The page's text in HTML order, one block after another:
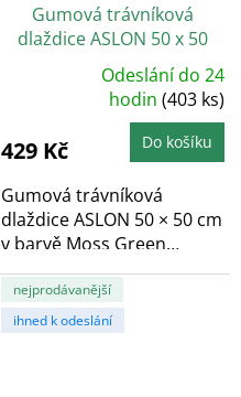
Gumová trávníková
dlaždice ASLON 50 x 50
cm, Moss Green
5,0
z
5
Odeslání do 24
hodin(403 ks)
429 Kč Do košíku
Gumová trávníková
dlaždice ASLON 50 × 50 cm
v barvě Moss Green
kombinuje výhody
umělého...
nejprodávanější
ihned k odeslání